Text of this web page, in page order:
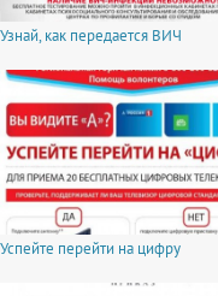
Узнай, как передается ВИЧ
Успейте перейти на цифру